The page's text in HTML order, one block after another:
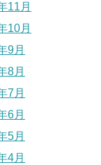
11月
10月
9月
8月
7月
6月
5月
4月